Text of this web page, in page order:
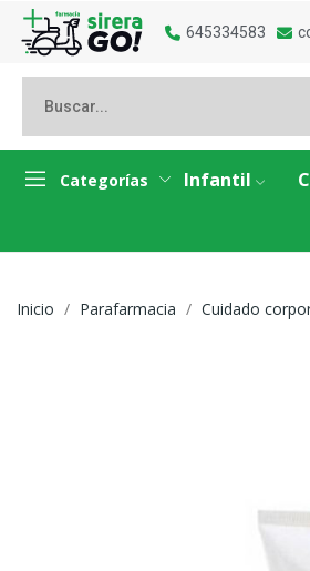
645334583
Categorías Infantil
Inicio Parafarmacia Cuidado